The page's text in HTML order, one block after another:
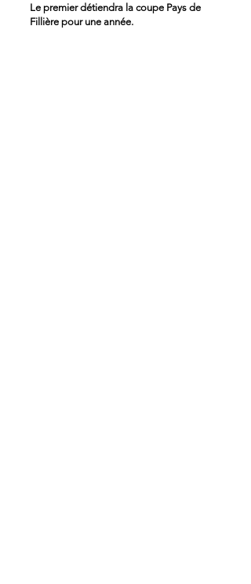
Le premier détiendra la coupe Pays de
Fillière pour une année.